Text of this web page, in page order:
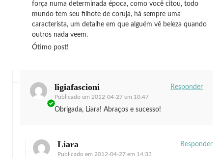
força numa determinada época, como você citou, todo
mundo tem seu filhote de coruja, há sempre uma
característa, um detalhe em que alguém vê beleza quando
outros nada veem.
Ótimo post!
ligiafascioni
Publicado em 2012-04-27 em 10:47
Responder
Obrigada, Liara! Abraços e sucesso!
Liara
Publicado em 2012-04-27 em 14:33
Responder